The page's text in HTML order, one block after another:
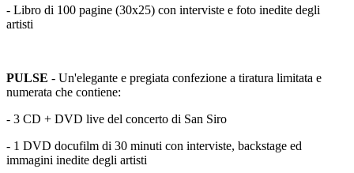
- Libro di 100 pagine (30x25) con interviste e foto inedite degli
artisti
PULSE - Un'elegante e pregiata confezione a tiratura limitata e
numerata che contiene:
- 3 CD + DVD live del concerto di San Siro
- 1 DVD docufilm di 30 minuti con interviste, backstage ed
immagini inedite degli artisti